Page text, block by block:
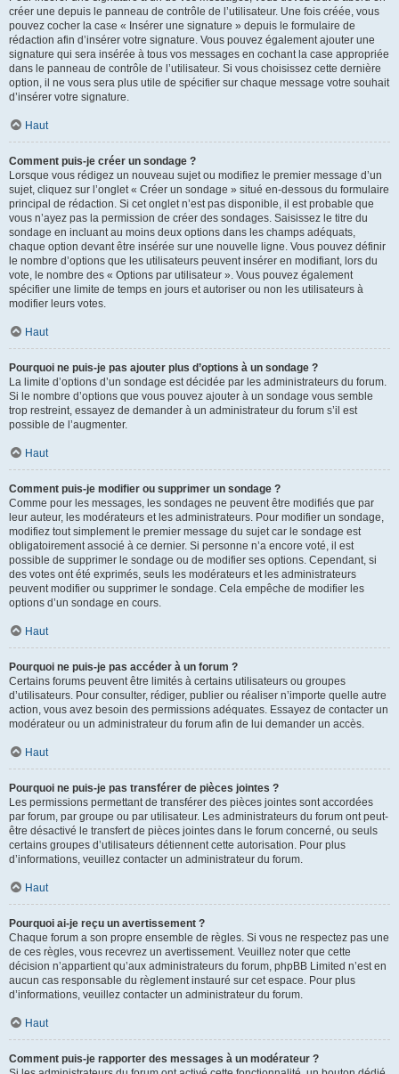
créer une depuis le panneau de contrôle de l’utilisateur. Une fois créée, vous
pouvez cocher la case « Insérer une signature » depuis le formulaire de
rédaction afin d’insérer votre signature. Vous pouvez également ajouter une
signature qui sera insérée à tous vos messages en cochant la case appropriée
dans le panneau de contrôle de l’utilisateur. Si vous choisissez cette dernière
option, il ne vous sera plus utile de spécifier sur chaque message votre souhait
d’insérer votre signature.
Haut
Comment puis-je créer un sondage ?
Lorsque vous rédigez un nouveau sujet ou modifiez le premier message d’un
sujet, cliquez sur l’onglet « Créer un sondage » situé en-dessous du formulaire
principal de rédaction. Si cet onglet n’est pas disponible, il est probable que
vous n’ayez pas la permission de créer des sondages. Saisissez le titre du
sondage en incluant au moins deux options dans les champs adéquats,
chaque option devant être insérée sur une nouvelle ligne. Vous pouvez définir
le nombre d’options que les utilisateurs peuvent insérer en modifiant, lors du
vote, le nombre des « Options par utilisateur ». Vous pouvez également
spécifier une limite de temps en jours et autoriser ou non les utilisateurs à
modifier leurs votes.
Haut
Pourquoi ne puis-je pas ajouter plus d’options à un sondage ?
La limite d’options d’un sondage est décidée par les administrateurs du forum.
Si le nombre d’options que vous pouvez ajouter à un sondage vous semble
trop restreint, essayez de demander à un administrateur du forum s’il est
possible de l’augmenter.
Haut
Comment puis-je modifier ou supprimer un sondage ?
Comme pour les messages, les sondages ne peuvent être modifiés que par
leur auteur, les modérateurs et les administrateurs. Pour modifier un sondage,
modifiez tout simplement le premier message du sujet car le sondage est
obligatoirement associé à ce dernier. Si personne n’a encore voté, il est
possible de supprimer le sondage ou de modifier ses options. Cependant, si
des votes ont été exprimés, seuls les modérateurs et les administrateurs
peuvent modifier ou supprimer le sondage. Cela empêche de modifier les
options d’un sondage en cours.
Haut
Pourquoi ne puis-je pas accéder à un forum ?
Certains forums peuvent être limités à certains utilisateurs ou groupes
d’utilisateurs. Pour consulter, rédiger, publier ou réaliser n’importe quelle autre
action, vous avez besoin des permissions adéquates. Essayez de contacter un
modérateur ou un administrateur du forum afin de lui demander un accès.
Haut
Pourquoi ne puis-je pas transférer de pièces jointes ?
Les permissions permettant de transférer des pièces jointes sont accordées
par forum, par groupe ou par utilisateur. Les administrateurs du forum ont peut-
être désactivé le transfert de pièces jointes dans le forum concerné, ou seuls
certains groupes d’utilisateurs détiennent cette autorisation. Pour plus
d’informations, veuillez contacter un administrateur du forum.
Haut
Pourquoi ai-je reçu un avertissement ?
Chaque forum a son propre ensemble de règles. Si vous ne respectez pas une
de ces règles, vous recevrez un avertissement. Veuillez noter que cette
décision n’appartient qu’aux administrateurs du forum, phpBB Limited n’est en
aucun cas responsable du règlement instauré sur cet espace. Pour plus
d’informations, veuillez contacter un administrateur du forum.
Haut
Comment puis-je rapporter des messages à un modérateur ?